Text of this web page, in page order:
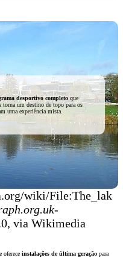
desportivo completoque
torna um destino de topo para os
uma experiência mista.
wiki/File:The_lak
-
via Wikimedia
oferece instalações de última geração para